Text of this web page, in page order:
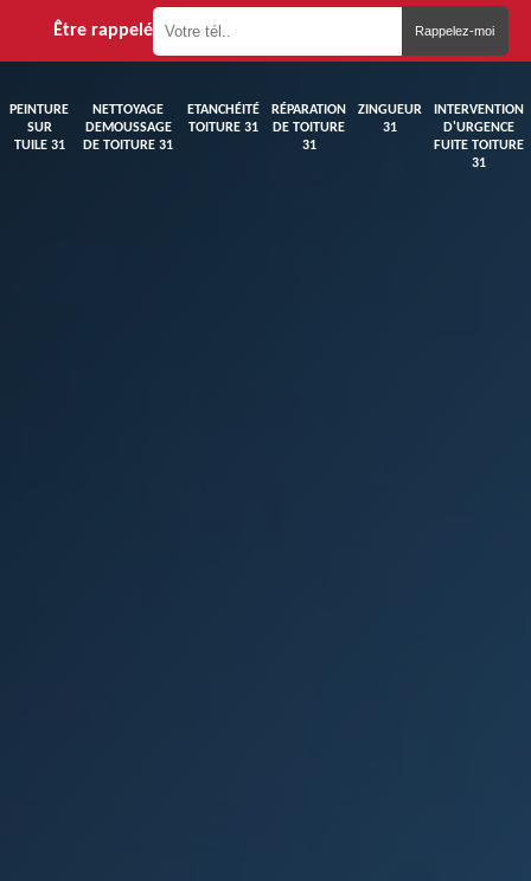
Être rappelé
PEINTURE
SUR
TUILE 31
NETTOYAGE
DEMOUSSAGE
DE TOITURE 31
ETANCHÉITÉ
TOITURE 31
RÉPARATION
DE TOITURE
31
ZINGUEUR
31
INTERVENTION
D'URGENCE
FUITE TOITURE
31